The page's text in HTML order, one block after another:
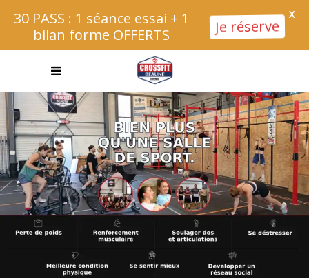
30 PASS : 1 séance essai + 1
bilan forme OFFERTS
Je réserve
X